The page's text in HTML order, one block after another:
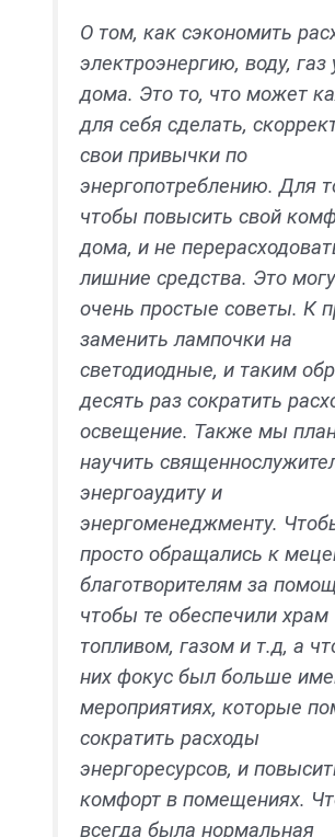
О том, как сэкономить
электроэнергию, воду, газ
дома. Это то, что может
для себя сделать,
свои привычки по
энергопотреблению. Для
чтобы повысить свой
дома, и не
лишние средства. Это
очень простые советы. К
заменить лампочки на
светодиодные, и таким
десять раз сократить
освещение. Также мы
научить
энергоаудиту и
энергоменеджменту.
просто обращались к
благотворителям за
чтобы те обеспечили храм
топливом, газом и т.д, а
них фокус был больше
мероприятиях, которые
сократить расходы
энергоресурсов, и
комфорт в помещениях.
всегда была нормальная